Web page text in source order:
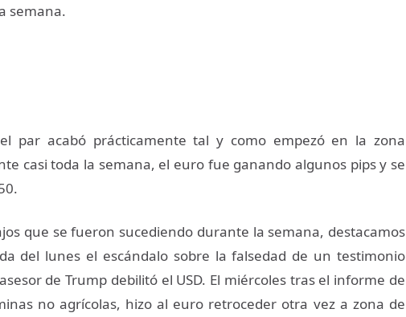
semana.
par acabó prácticamente tal y como empezó en la zona
casi toda la semana, el euro fue ganando algunos pips y se
que se fueron sucediendo durante la semana, destacamos
del lunes el escándalo sobre la falsedad de un testimonio
de Trump debilitó el USD. El miércoles tras el informe de
no agrícolas, hizo al euro retroceder otra vez a zona de